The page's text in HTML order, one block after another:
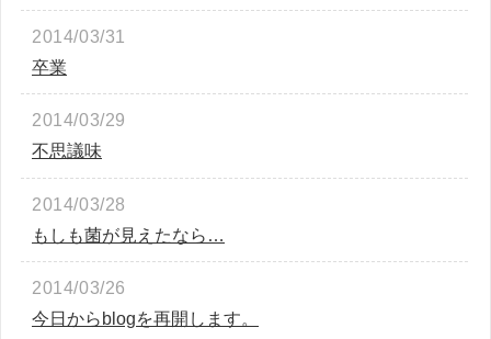
2014/03/31
卒業
2014/03/29
不思議味
2014/03/28
もしも菌が見えたなら…
2014/03/26
今日からblogを再開します。